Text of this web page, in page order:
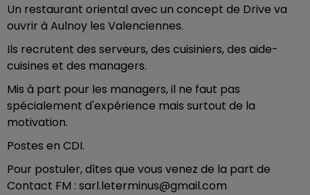
Un restaurant oriental avec un concept de Drive va
ouvrir à Aulnoy les Valenciennes.
Ils recrutent des serveurs, des cuisiniers, des aide-
cuisines et des managers.
Mis à part pour les managers, il ne faut pas
spécialement d'expérience mais surtout de la
motivation.
Postes en CDI.
Pour postuler, dîtes que vous venez de la part de
Contact FM : sarl.leterminus@gmail.com